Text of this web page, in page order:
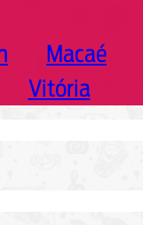
Macaé
Vitória